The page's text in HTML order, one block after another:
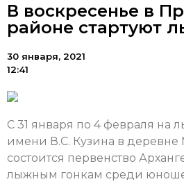
В воскресенье в
районе стартуют
30 января, 2021
12:41
С 31 января по 4 февраля на
имени В.С. Кузина в
состоится первенство
лыжным гонкам среди